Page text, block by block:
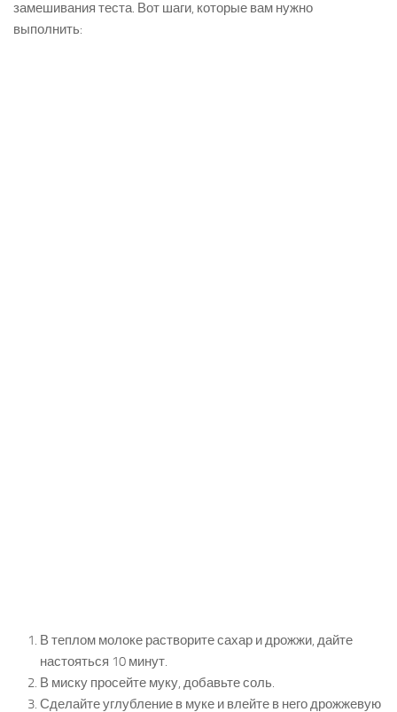
замешивания теста. Вот шаги, которые вам нужно
выполнить:
В теплом молоке растворите сахар и дрожжи, дайте
настояться 10 минут.
В миску просейте муку, добавьте соль.
Сделайте углубление в муке и влейте в него дрожжевую